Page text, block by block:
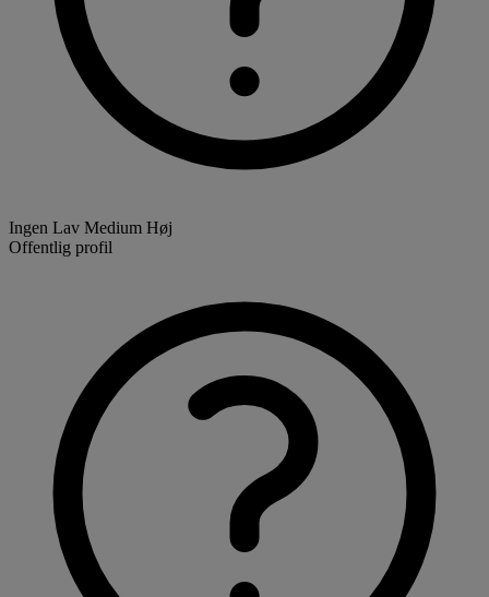
Ingen Lav Medium Høj
Offentlig profil